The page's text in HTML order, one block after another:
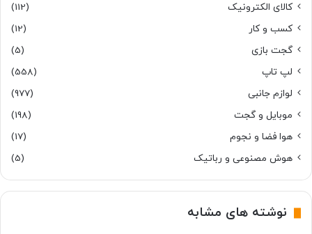
کالای الکترونیک
(112)
کسب و کار
(12)
گجت بازی
(5)
لپ تاپ
(558)
لوازم جانبی
(977)
موبایل و گجت
(198)
هوا فضا و نجوم
(17)
هوش مصنوعی و رباتیک
(5)
نوشته های مشابه